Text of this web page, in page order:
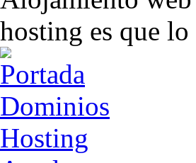
Dominios
Hosting